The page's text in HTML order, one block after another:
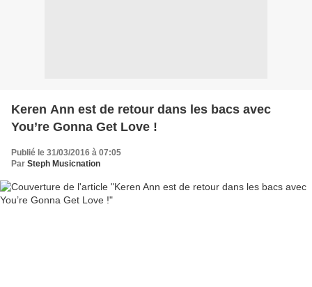
Keren Ann est de retour dans les bacs avec
You’re Gonna Get Love !
Publié le 31/03/2016 à 07:05
Par Steph Musicnation